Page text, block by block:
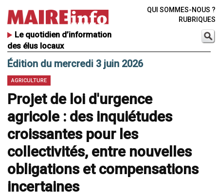
Le quotidien d’information
des élus locaux
QUI SOMMES-NOUS ?
RUBRIQUES
Édition du mercredi 3 juin 2026
AGRICULTURE
Projet de loi d'urgence
agricole : des inquiétudes
croissantes pour les
collectivités, entre nouvelles
obligations et compensations
incertaines